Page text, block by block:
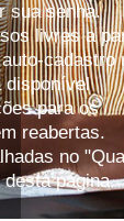
sua senha.
livres a
cadastro
disponível
para os
reabertas.
no
página.